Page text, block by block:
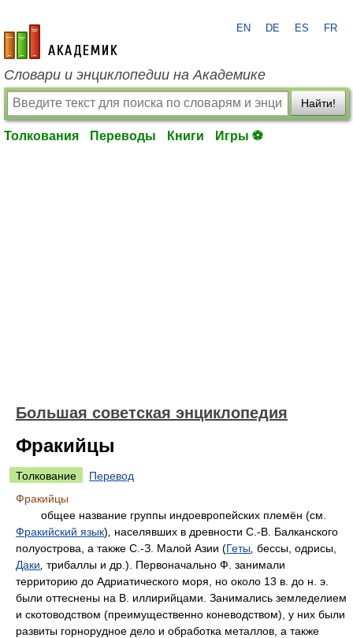
academic.ru
EN DE ES FR
Словари и энциклопедии на Академике
Найти!
Толкования Переводы Книги Игры ⚽
Большая советская энциклопедия
Фракийцы
Толкование
Перевод
Фракийцы
общее название группы индоевропейских племён (см.
Фракийский язык)
населявших в древности С.-В. Балканского
полуострова, а также С.-З. Малой Азии (Геты бессы, одрисы,
Даки трибаллы и др.). Первоначально Ф. занимали
территорию до Адриатического моря, но около 13 в. до н. э.
были оттеснены на В. иллирийцами. Занимались земледелием
и скотоводством (преимущественно коневодством), у них были
развиты горнорудное дело и обработка металлов, а также